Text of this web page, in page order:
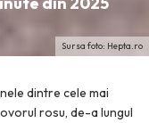
Sursa foto: Hepta.ro
dintre cele mai
rosu, de-a lungul